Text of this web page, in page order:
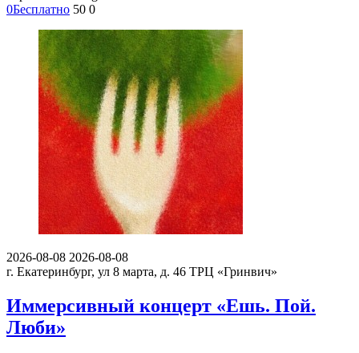
0Бесплатно 50 0
2026-08-08 2026-08-08
г. Екатеринбург, ул 8 марта, д. 46 ТРЦ «Гринвич»
Иммерсивный концерт «Ешь. Пой.
Люби»